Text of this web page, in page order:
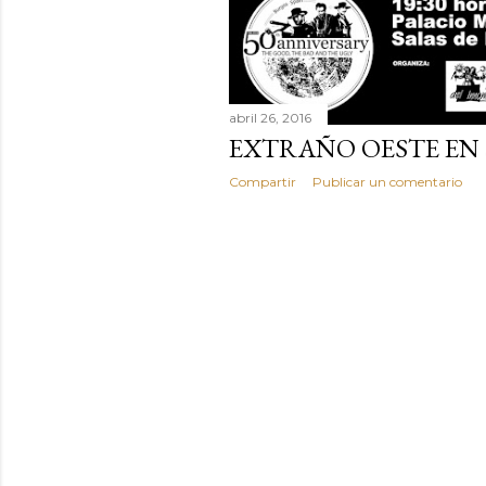
abril 26, 2016
EXTRAÑO OESTE
Compartir Publicar un comentario